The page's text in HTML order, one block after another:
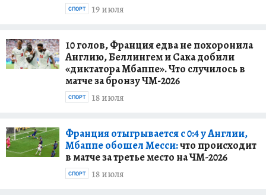
19 июля
СПОРТ
10 голов, Франция едва не похоронила
Англию, Беллингем и Сака добили
«диктатора Мбаппе». Что случилось в
матче за бронзу ЧМ-2026
18 июля
СПОРТ
Франция отыгрывается с 0:4 у Англии,
Мбаппе обошел Месси:что происходит
в матче за третье место на ЧМ-2026
18 июля
СПОРТ